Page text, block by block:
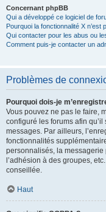
Concernant phpBB
Qui a développé ce logiciel de
Pourquoi la fonctionnalité X n’est
Qui contacter pour les abus ou
Comment puis-je contacter un
Problèmes de
Pourquoi dois-je
Vous pouvez ne pas le faire,
configuré les forums afin
messages. Par ailleurs,
fonctionnalités
personnalisés, la messagerie
l’adhésion à des groupes,
conseillée.
Haut